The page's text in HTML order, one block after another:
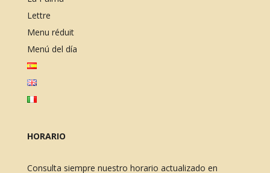
Lettre
Menu réduit
Menú del día
HORARIO
Consulta siempre nuestro horario actualizado en